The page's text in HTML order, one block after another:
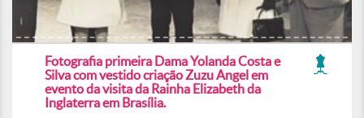
Fotografia primeira Dama Yolanda Costa e
Silva com vestido criação Zuzu Angel em
evento da visita da Rainha Elizabeth da
Inglaterra em Brasília.